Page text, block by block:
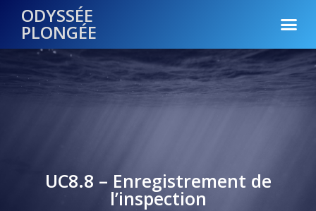
ODYSSÉE
PLONGÉE
UC8.8 – Enregistrement de
l’inspection